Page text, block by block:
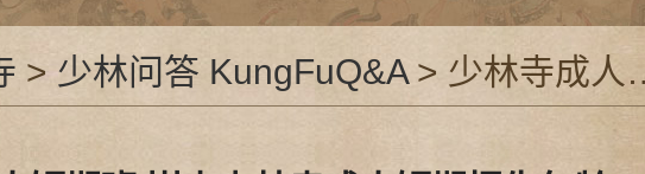
> 少林问答 KungFuQ&A> 少林寺成人短期班/嵩山少林寺成人短期招生年龄